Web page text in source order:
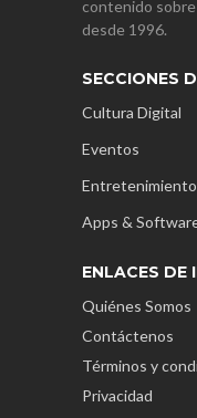
contenido
desde 1996.
SECCIONES
Cultura Digital
Eventos
Entretenimiento
Apps &
ENLACES DE
Quiénes Somos
Contáctenos
Términos y
Privacidad